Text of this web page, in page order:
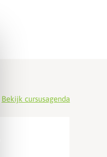
Bekijk cursusagenda